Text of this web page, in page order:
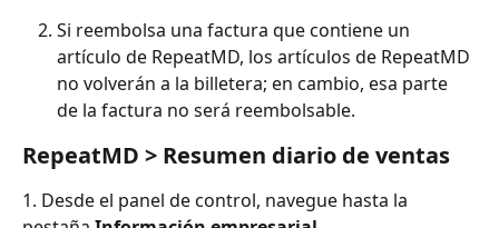
Si reembolsa una factura que contiene un
artículo de RepeatMD, los artículos de RepeatMD
no volverán a la billetera; en cambio, esa parte
de la factura no será reembolsable.
RepeatMD > Resumen diario de ventas
1. Desde el panel de control, navegue hasta la